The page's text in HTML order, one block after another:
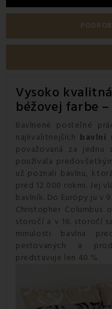
Vysoko
béžovej farbe
Bavlnené posteľné
najkvalitnejších bavlní
považovaná za jednu
používala
už poznali bavlnu,
pred 12 000 rokmi. Jej
bavlník. Do Európy ju v
Christopher Columbus
storočí a v 16. storočí
minulosti bavlna
pestovaných a
predstavuje len 40 %.